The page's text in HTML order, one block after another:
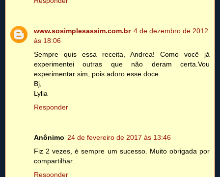
www.sosimplesassim.com.br 4 de dezembro de 2012
às 18:06
Sempre quis essa receita, Andrea! Como você já
experimentei outras que não deram certa.Vou
experimentar sim, pois adoro esse doce.
Bj,
Lylia
Responder
Anônimo 24 de fevereiro de 2017 às 13:46
Fiz 2 vezes, é sempre um sucesso. Muito obrigada por
compartilhar.
Responder